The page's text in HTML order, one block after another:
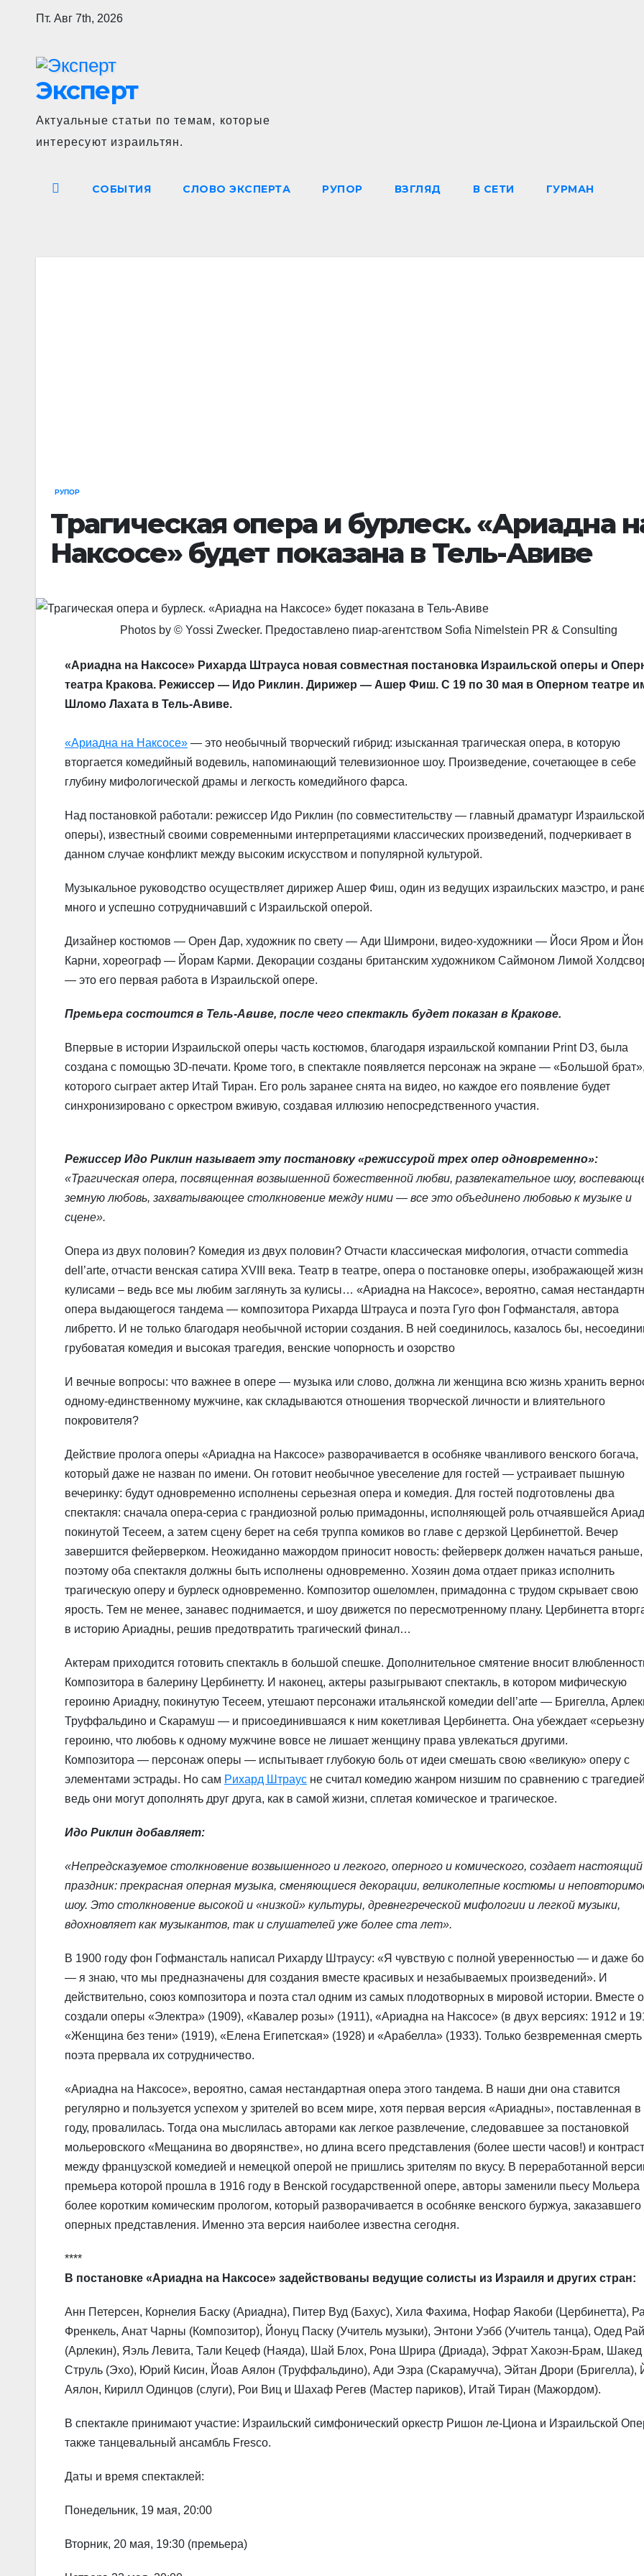
Пт. Авг 7th, 2026
Эксперт
Актуальные статьи по темам, которые
интересуют израильтян.
СОБЫТИЯ СЛОВО ЭКСПЕРТА РУПОР ВЗГЛЯД В СЕТИ ГУРМАН
РУПОР
Трагическая опера и бурлеск. «Ариадна
Наксосе» будет показана в Тель-Авиве
Photos by © Yossi Zwecker. Предоставлено пиар-агентством Sofia Nimelstein PR & Consulting
«Ариадна на Наксосе» Рихарда Штрауса новая совместная постановка Израильской оперы и
театра Кракова. Режиссер — Идо Риклин. Дирижер — Ашер Фиш. С 19 по 30 мая в Оперном театре
Шломо Лахата в Тель-Авиве.
«Ариадна на Наксосе» — это необычный творческий гибрид: изысканная трагическая опера, в которую
вторгается комедийный водевиль, напоминающий телевизионное шоу. Произведение, сочетающее в себе
глубину мифологической драмы и легкость комедийного фарса.
Над постановкой работали: режиссер Идо Риклин (по совместительству — главный драматург Израильской
оперы), известный своими современными интерпретациями классических произведений, подчеркивает в
данном случае конфликт между высоким искусством и популярной культурой.
Музыкальное руководство осуществляет дирижер Ашер Фиш, один из ведущих израильских маэстро, и
много и успешно сотрудничавший с Израильской оперой.
Дизайнер костюмов — Орен Дар, художник по свету — Ади Шимрони, видео-художники — Йоси Яром и
Карни, хореограф — Йорам Карми. Декорации созданы британским художником Саймоном Лимой
— это его первая работа в Израильской опере.
Премьера состоится в Тель-Авиве, после чего спектакль будет показан в Кракове.
Впервые в истории Израильской оперы часть костюмов, благодаря израильской компании Print D3, была
создана с помощью 3D-печати. Кроме того, в спектакле появляется персонаж на экране — «Большой брат»,
которого сыграет актер Итай Тиран. Его роль заранее снята на видео, но каждое его появление будет
синхронизировано с оркестром вживую, создавая иллюзию непосредственного участия.
Режиссер Идо Риклин называет эту постановку «режиссурой трех опер одновременно»:
«Трагическая опера, посвященная возвышенной божественной любви, развлекательное шоу,
земную любовь, захватывающее столкновение между ними — все это объединено любовью к музыке и
сцене».
Опера из двух половин? Комедия из двух половин? Отчасти классическая мифология, отчасти commedia
dell’arte, отчасти венская сатира XVIII века. Театр в театре, опера о постановке оперы, изображающей
кулисами – ведь все мы любим заглянуть за кулисы… «Ариадна на Наксосе», вероятно, самая
опера выдающегося тандема — композитора Рихарда Штрауса и поэта Гуго фон Гофмансталя, автора
либретто. И не только благодаря необычной истории создания. В ней соединилось, казалось бы,
грубоватая комедия и высокая трагедия, венские чопорность и озорство
И вечные вопросы: что важнее в опере — музыка или слово, должна ли женщина всю жизнь хранить
одному-единственному мужчине, как складываются отношения творческой личности и влиятельного
покровителя?
Действие пролога оперы «Ариадна на Накcосе» разворачивается в особняке чванливого венского богача,
который даже не назван по имени. Он готовит необычное увеселение для гостей — устраивает пышную
вечеринку: будут одновременно исполнены серьезная опера и комедия. Для гостей подготовлены два
спектакля: сначала опера-сериа с грандиозной ролью примадонны, исполняющей роль отчаявшейся
покинутой Тесеем, а затем сцену берет на себя труппа комиков во главе с дерзкой Цербинеттой. Вечер
завершится фейерверком. Неожиданно мажордом приносит новость: фейерверк должен начаться раньше,
поэтому оба спектакля должны быть исполнены одновременно. Хозяин дома отдает приказ исполнить
трагическую оперу и бурлеск одновременно. Композитор ошеломлен, примадонна с трудом скрывает свою
ярость. Тем не менее, занавес поднимается, и шоу движется по пересмотренному плану. Цербинетта
в историю Ариадны, решив предотвратить трагический финал…
Актерам приходится готовить спектакль в большой спешке. Дополнительное смятение вносит
Композитора в балерину Цербинетту. И наконец, актеры разыгрывают спектакль, в котором мифическую
героиню Ариадну, покинутую Тесеем, утешают персонажи итальянской комедии dell’arte — Бригелла,
Труффальдино и Скарамуш — и присоединившаяся к ним кокетливая Цербинетта. Она убеждает
героиню, что любовь к одному мужчине вовсе не лишает женщину права увлекаться другими.
Композитора — персонаж оперы — испытывает глубокую боль от идеи смешать свою «великую» оперу с
элементами эстрады. Но сам Рихард Штраус не считал комедию жанром низшим по сравнению с
ведь они могут дополнять друг друга, как в самой жизни, сплетая комическое и трагическое.
Идо Риклин добавляет:
«Непредсказуемое столкновение возвышенного и легкого, оперного и комического, создает настоящий
праздник: прекрасная оперная музыка, сменяющиеся декорации, великолепные костюмы и
шоу. Это столкновение высокой и «низкой» культуры, древнегреческой мифологии и легкой музыки,
вдохновляет как музыкантов, так и слушателей уже более ста лет».
В 1900 году фон Гофмансталь написал Рихарду Штраусу: «Я чувствую с полной уверенностью — и даже
— я знаю, что мы предназначены для создания вместе красивых и незабываемых произведений». И
действительно, союз композитора и поэта стал одним из самых плодотворных в мировой истории. Вместе
создали оперы «Электра» (1909), «Кавалер розы» (1911), «Ариадна на Наксосе» (в двух версиях: 1912 и
«Женщина без тени» (1919), «Елена Египетская» (1928) и «Арабелла» (1933). Только безвременная смерть
поэта прервала их сотрудничество.
«Ариадна на Наксосе», вероятно, самая нестандартная опера этого тандема. В наши дни она ставится
регулярно и пользуется успехом у зрителей во всем мире, хотя первая версия «Ариадны», поставленная в
году, провалилась. Тогда она мыслилась авторами как легкое развлечение, следовавшее за постановкой
мольеровского «Мещанина во дворянстве», но длина всего представления (более шести часов!) и контраст
между французской комедией и немецкой оперой не пришлись зрителям по вкусу. В переработанной
премьера которой прошла в 1916 году в Венской государственной опере, авторы заменили пьесу Мольера
более коротким комическим прологом, который разворачивается в особняке венского буржуа, заказавшего
оперных представления. Именно эта версия наиболее известна сегодня.
****
В постановке «Ариадна на Наксосе» задействованы ведущие солисты из Израиля и других стран:
Анн Петерсен, Корнелия Баску (Ариадна), Питер Вуд (Бахус), Хила Фахима, Нофар Яакоби (Цербинетта),
Френкель, Анат Чарны (Композитор), Йонуц Паску (Учитель музыки), Энтони Уэбб (Учитель танца), Одед
(Арлекин), Яэль Левита, Тали Кецеф (Наяда), Шай Блох, Рона Шрира (Дриада), Эфрат Хакоэн-Брам, Шакед
Струль (Эхо), Юрий Кисин, Йоав Аялон (Труффальдино), Ади Эзра (Скарамучча), Эйтан Дрори (Бригелла),
Аялон, Кирилл Одинцов (слуги), Рои Виц и Шахаф Регев (Мастер париков), Итай Тиран (Мажордом).
В спектакле принимают участие: Израильский симфонический оркестр Ришон ле-Циона и Израильской
также танцевальный ансамбль Fresco.
Даты и время спектаклей:
Понедельник, 19 мая, 20:00
Вторник, 20 мая, 19:30 (премьера)